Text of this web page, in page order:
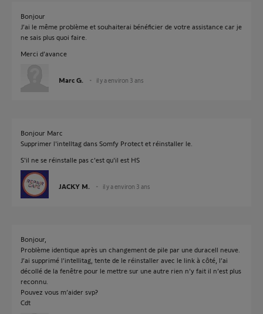
Bonjour
J’ai le même problème et souhaiterai bénéficier de votre assistance car je
ne sais plus quoi faire.
Merci d’avance
Marc G. il y a environ 3 ans
Bonjour Marc
Supprimer l'intelltag dans Somfy Protect et réinstaller le.
S'il ne se réinstalle pas c'est qu'il est HS
JACKY M. il y a environ 3 ans
Bonjour,
Problème identique après un changement de pile par une duracell neuve.
J’ai supprimé l’intellitag, tente de le réinstaller avec le link à côté, l’ai
décollé de la fenêtre pour le mettre sur une autre rien n’y fait il n’est plus
reconnu.
Pouvez vous m’aider svp?
Cdt